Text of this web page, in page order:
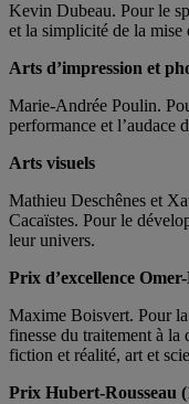
Kevin Dubeau. Pour le
et la simplicité de la mise
Arts d’impression et
Marie-Andrée Poulin.
performance et l’audace
Arts visuels
Mathieu Deschênes et
Cacaïstes. Pour le
leur univers.
Prix d’excellence
Maxime Boisvert. Pour
finesse du traitement à
fiction et réalité, art et
Prix Hubert-Rousseau